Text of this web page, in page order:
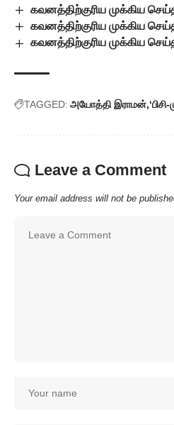
கவனத்திற்குரிய முக்கிய
கவனத்திற்குரிய முக்கிய
கவனத்திற்குரிய முக்கிய
TAGGED: அயோத்தி இராமன்
Leave a Comment
Your email address will not be